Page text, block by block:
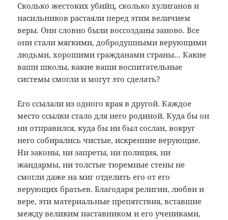
Сколько жестоких убийц, сколько хулиганов и
насильников растаяли перед этим величием
веры. Они словно были воссозданы заново. Все
они стали мягкими, добродушными верующими
людьми, хорошими гражданами страны… Какие
ваши школы, какие ваши воспитательные
системы смогли и могут это сделать?
Его ссылали из одного края в другой. Каждое
место ссылки стало для него родиной. Куда бы он
ни отправился, куда бы ни был сослан, вокруг
него собирались чистые, искренние верующие.
Ни законы, ни запреты, ни полиция, ни
жандармы, ни толстые тюремные стены не
смогли даже на миг отделить его от его
верующих братьев. Благодаря религии, любви и
вере, эти материальные препятствия, вставшие
между великим наставником и его учениками,